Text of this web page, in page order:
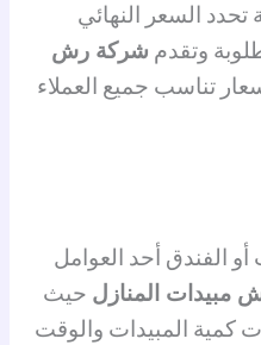
السعر النهائي
وتقدم شركة رش
تناسب جميع العملاء
الفندق أحد العوامل
مبيدات المنازل حيث
كمية المبيدات والوقت